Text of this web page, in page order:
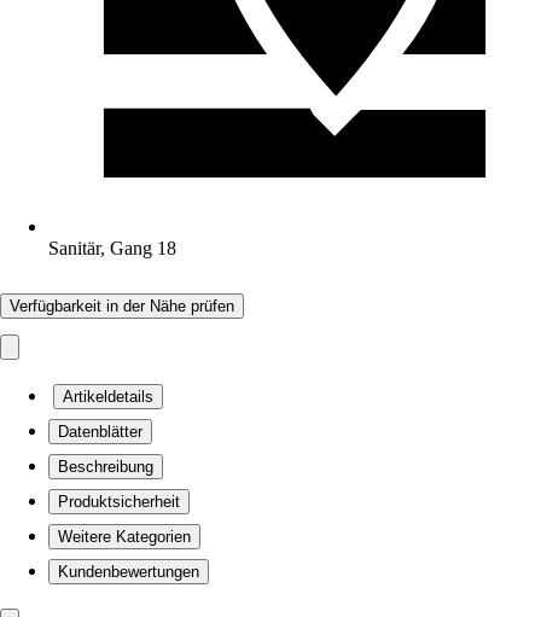
Sanitär, Gang 18
Verfügbarkeit in der Nähe prüfen
Artikeldetails
Datenblätter
Beschreibung
Produktsicherheit
Weitere Kategorien
Kundenbewertungen